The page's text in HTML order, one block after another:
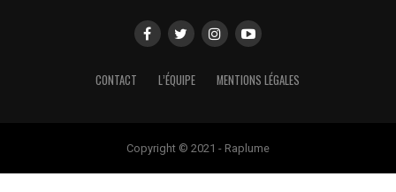
CONTACT L’ÉQUIPE MENTIONS LÉGALES
Copyright © 2021 - Raplume